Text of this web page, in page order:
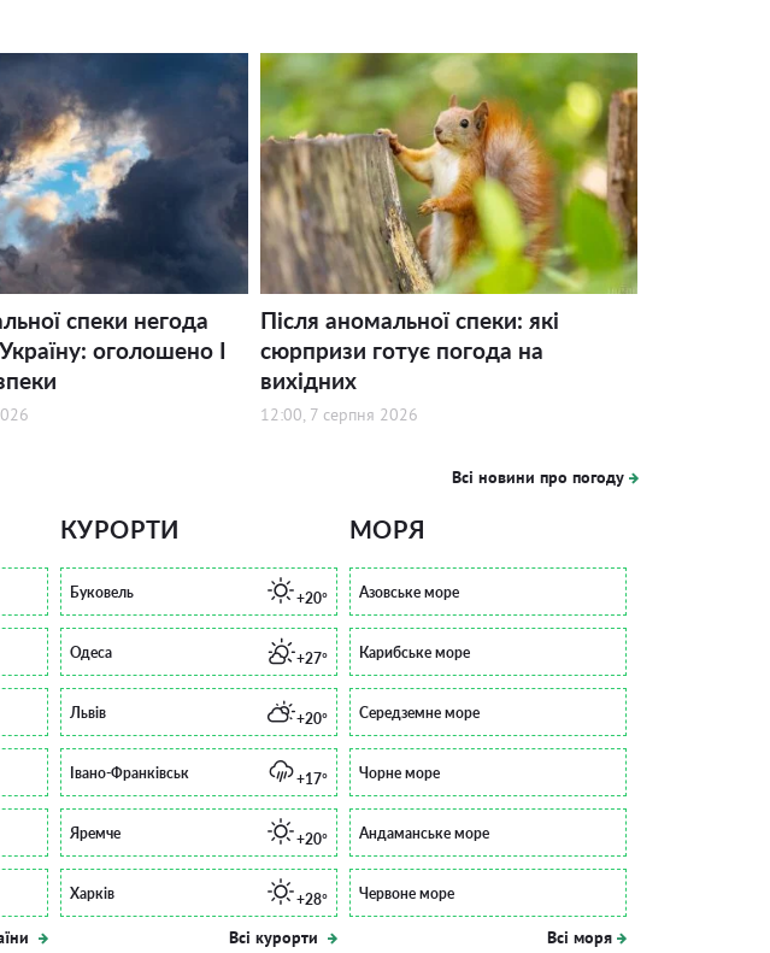
спеки негода
оголошено І
Після аномальної спеки: які
сюрпризи готує погода на
вихідних
12:00, 7 серпня 2026
Всі новини про погоду
КУРОРТИ
Буковель +20°
Одеса +27°
Львів +20°
Івано-Франківськ +17°
Яремче +20°
Харків +28°
Всі курорти
МОРЯ
Азовське море
Карибське море
Середземне море
Чорне море
Андаманське море
Червоне море
Всі моря